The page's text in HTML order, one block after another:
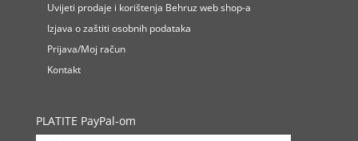
Uvijeti prodaje i korištenja Behruz web shop-a
Izjava o zaštiti osobnih podataka
Prijava/Moj račun
Kontakt
PLATITE PayPal-om